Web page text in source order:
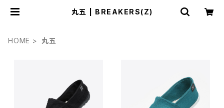
丸五 | BREAKERS(Z)
HOME 丸五